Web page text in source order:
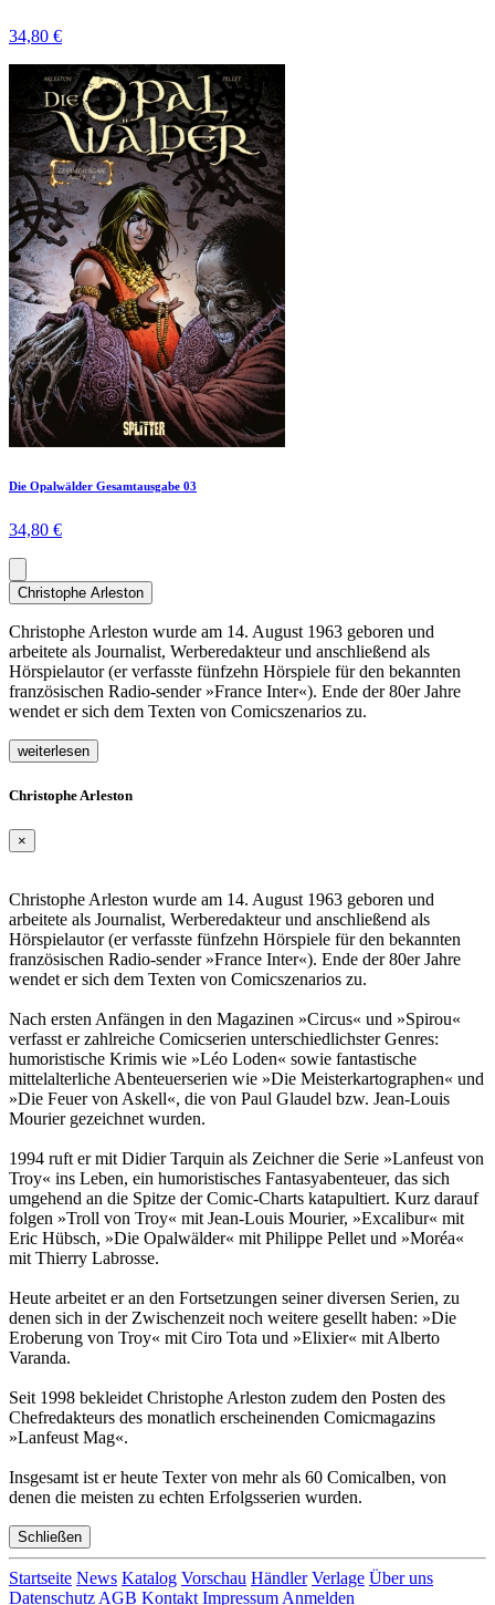
34,80 €
Die Opalwälder Gesamtausgabe 03
34,80 €
Christophe Arleston
Christophe Arleston wurde am 14. August 1963 geboren und
arbeitete als Journalist, Werberedakteur und anschließend als
Hörspielautor (er verfasste fünfzehn Hörspiele für den bekannten
französischen Radio-sender »France Inter«). Ende der 80er Jahre
wendet er sich dem Texten von Comicszenarios zu.
weiterlesen
Christophe Arleston
×
Christophe Arleston wurde am 14. August 1963 geboren und
arbeitete als Journalist, Werberedakteur und anschließend als
Hörspielautor (er verfasste fünfzehn Hörspiele für den bekannten
französischen Radio-sender »France Inter«). Ende der 80er Jahre
wendet er sich dem Texten von Comicszenarios zu.
Nach ersten Anfängen in den Magazinen »Circus« und »Spirou«
verfasst er zahlreiche Comicserien unterschiedlichster Genres:
humoristische Krimis wie »Léo Loden« sowie fantastische
mittelalterliche Abenteuerserien wie »Die Meisterkartographen« und
»Die Feuer von Askell«, die von Paul Glaudel bzw. Jean-Louis
Mourier gezeichnet wurden.
1994 ruft er mit Didier Tarquin als Zeichner die Serie »Lanfeust von
Troy« ins Leben, ein humoristisches Fantasyabenteuer, das sich
umgehend an die Spitze der Comic-Charts katapultiert. Kurz darauf
folgen »Troll von Troy« mit Jean-Louis Mourier, »Excalibur« mit
Eric Hübsch, »Die Opalwälder« mit Philippe Pellet und »Moréa«
mit Thierry Labrosse.
Heute arbeitet er an den Fortsetzungen seiner diversen Serien, zu
denen sich in der Zwischenzeit noch weitere gesellt haben: »Die
Eroberung von Troy« mit Ciro Tota und »Elixier« mit Alberto
Varanda.
Seit 1998 bekleidet Christophe Arleston zudem den Posten des
Chefredakteurs des monatlich erscheinenden Comicmagazins
»Lanfeust Mag«.
Insgesamt ist er heute Texter von mehr als 60 Comicalben, von
denen die meisten zu echten Erfolgsserien wurden.
Schließen
Startseite News Katalog Vorschau Händler Verlage Über uns
Datenschutz AGB Kontakt Impressum Anmelden